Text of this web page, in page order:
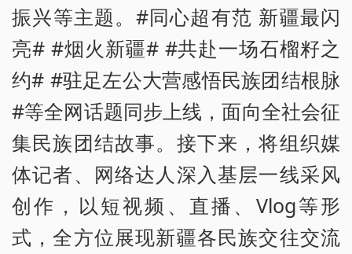
振兴等主题。#同心超有范 新疆最闪
亮# #烟火新疆# #共赴一场石榴籽之
约# #驻足左公大营感悟民族团结根脉
#等全网话题同步上线，面向全社会征
集民族团结故事。接下来，将组织媒
体记者、网络达人深入基层一线采风
创作，以短视频、直播、Vlog等形
式，全方位展现新疆各民族交往交流